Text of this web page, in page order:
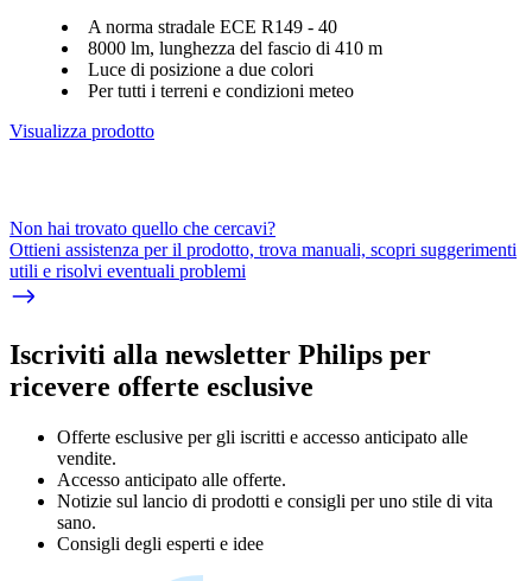
A norma stradale ECE R149 - 40
8000 lm, lunghezza del fascio di 410 m
Luce di posizione a due colori
Per tutti i terreni e condizioni meteo
Visualizza prodotto
Non hai trovato quello che cercavi?
Ottieni assistenza per il prodotto, trova manuali, scopri suggerimenti
utili e risolvi eventuali problemi
Iscriviti alla newsletter Philips per
ricevere offerte esclusive
Offerte esclusive per gli iscritti e accesso anticipato alle
vendite.
Accesso anticipato alle offerte.
Notizie sul lancio di prodotti e consigli per uno stile di vita
sano.
Consigli degli esperti e idee